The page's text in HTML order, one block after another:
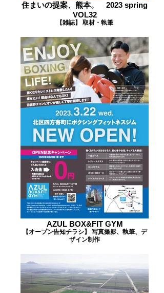
住まいの提案、熊本。 2023 spring
VOL32
【雑誌】 取材・執筆
AZUL BOX&FIT GYM
【オープン告知チラシ】 写真撮影、執筆、デ
ザイン制作